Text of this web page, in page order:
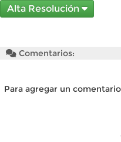
Alta Resolución
Comentarios:
Para agregar un comentario